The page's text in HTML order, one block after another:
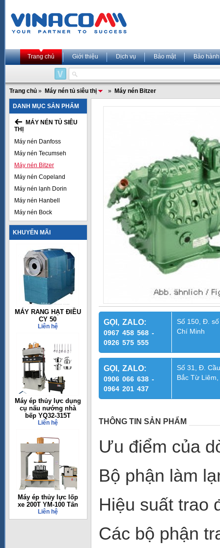
Trang chủ Giới thiệu Dịch vụ Bảo mật Bảo hành
Trang chủ » Máy nén tủ siêu thị » Máy nén Bitzer
DANH MỤC SẢN PHẨM
MÁY NÉN TỦ SIÊU
THỊ
Máy nén Danfoss
Máy nén Tecumseh
Máy nén Bitzer
Máy nén Copeland
Máy nén lạnh Dorin
Máy nén Hanbell
Máy nén Bock
KHUYẾN MÃI
MÁY RANG HẠT ĐIỀU
CY 50
Liên hệ
Máy ép thủy lực dụng
cụ nấu nướng nhà
bếp YQ32-315T
Liên hệ
Máy ép thủy lực lốp
xe 200T YM-100 Tấn
Liên hệ
GỌI, ZALO:
0967 458 568 -
0926 575 555
Số 150, Đ.
Chí Minh
GỌI, ZALO:
0906 066 638 -
0964 201 437
Số 31, Đ.
Bắc Từ
THÔNG TIN SẢN PHẨM
Ưu điểm của
Bộ phận làm
Hiệu suất trao
Các bộ phận